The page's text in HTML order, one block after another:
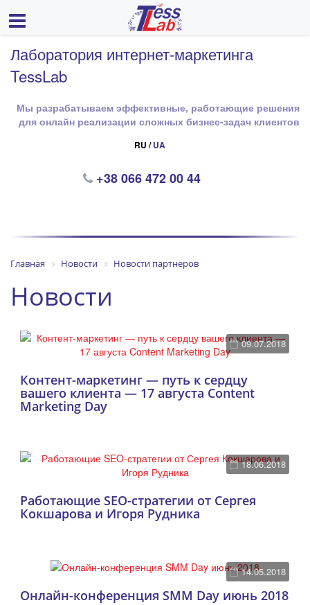
Лаборатория интернет-маркетинга
TessLab
Мы разрабатываем эффективные, работающие решения
для онлайн реализации сложных бизнес-задач клиентов
RU /UA
+38 066 472 00 44
Главная Новости Новости партнеров
Новости
09.07.2018
Контент-маркетинг — путь к сердцу
вашего клиента — 17 августа Content
Marketing Day
18.06.2018
Работающие SEO-стратегии от Сергея
Кокшарова и Игоря Рудника
14.05.2018
Онлайн-конференция SMM Day июнь 2018